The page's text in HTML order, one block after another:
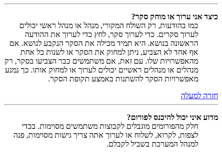
כיצד אני ערוך או מוחק סקר?
כמו בהודעות, רק השולח המקורי, מנהל או מנהל ראשי יכולים
לערוך סקרים. כדי לערוך סקר, לחץ כדי לערוך את ההודעה
הראשונה בנושא. היא תמיד מכילה את הסקר הנקבע לנושא. אם
אף אחד לא הצביע, ניתן למחוק את הסקר או לשנות כל אחת
מהאפשרויות שלו. עם זאת, אם משתמשים כבר הצביעו בסקר, רק
מנהלים או מנהלים ראשיים יכולים לערוך או למחוק אותו. כך נמנע
מאפשרויות הסקר להשתנות באמצע תקופת הסקר.
חזרה למעלה
מדוע איני יכול להיכנס לפורום?
חלק מהפורומים מוגבלים לקבוצות משתמשים מסוימות. בכדי
לצפות, לקרוא, לשלוח או לערוך אתה צריך גישות מסוימות, פנה
למנהל המערכת בשביל לקבלם.